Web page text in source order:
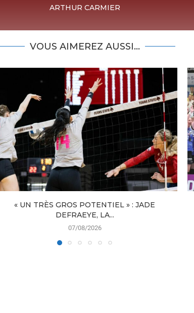
ARTHUR CARMIER
VOUS AIMEREZ AUSSI...
« UN TRÈS GROS POTENTIEL » : JADE
DEFRAEYE, LA...
07/08/2026